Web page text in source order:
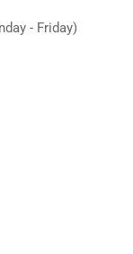
- Friday)